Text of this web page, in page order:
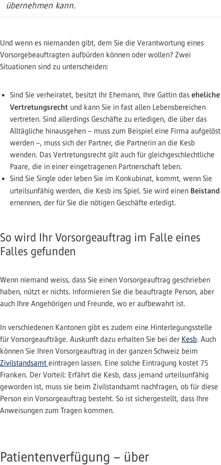
übernehmen kann.
Und wenn es niemanden gibt, dem Sie die Verantwortung eines
Vorsorgebeauftragten aufbürden können oder wollen? Zwei
Situationen sind zu unterscheiden:
Sind Sie verheiratet, besitzt Ihr Ehemann, Ihre Gattin das eheliche
Vertretungsrecht und kann Sie in fast allen Lebensbereichen
vertreten. Sind allerdings Geschäfte zu erledigen, die über das
Alltägliche hinausgehen – muss zum Beispiel eine Firma aufgelöst
werden –, muss sich der Partner, die Partnerin an die Kesb
wenden. Das Vertretungsrecht gilt auch für gleichgeschlechtliche
Paare, die in einer eingetragenen Partnerschaft leben.
Sind Sie Single oder leben Sie im Konkubinat, kommt, wenn Sie
urteilsunfähig werden, die Kesb ins Spiel. Sie wird einen Beistand
ernennen, der für Sie die nötigen Geschäfte erledigt.
So wird Ihr Vorsorgeauftrag im Falle eines
Falles gefunden
Wenn niemand weiss, dass Sie einen Vorsorgeauftrag geschrieben
haben, nützt er nichts. Informieren Sie die beauftragte Person, aber
auch Ihre Angehörigen und Freunde, wo er aufbewahrt ist.
In verschiedenen Kantonen gibt es zudem eine Hinterlegungsstelle
für Vorsorgeaufträge. Auskunft dazu erhalten Sie bei der Kesb. Auch
können Sie Ihren Vorsorgeauftrag in der ganzen Schweiz beim
Zivilstandsamt eintragen lassen. Eine solche Eintragung kostet 75
Franken. Der Vorteil: Erfährt die Kesb, dass jemand urteilsunfähig
geworden ist, muss sie beim Zivilstandsamt nachfragen, ob für diese
Person ein Vorsorgeauftrag besteht. So ist sichergestellt, dass Ihre
Anweisungen zum Tragen kommen.
Patientenverfügung – über